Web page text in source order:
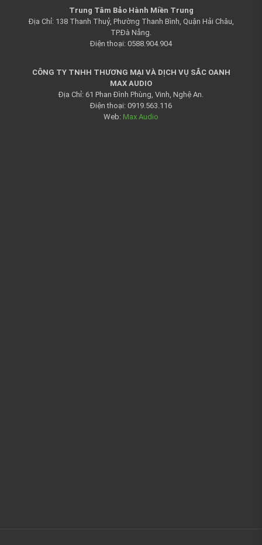
Trung Tâm Bảo Hành Miền Trung
Địa Chỉ: 138 Thanh Thuỷ, Phường Thanh Bình, Quận Hải Châu,
TP.Đà Nẵng.
Điện thoại: 0588.904.904
CÔNG TY TNHH THƯƠNG MẠI VÀ DỊCH VỤ SẮC OANH
MAX AUDIO
Địa Chỉ: 61 Phan Đình Phùng, Vinh, Nghệ An.
Điện thoại: 0919.563.116
Web: Max Audio